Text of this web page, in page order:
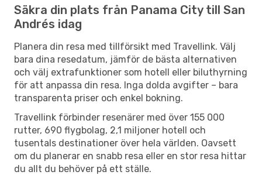
Säkra din plats från Panama City till San
Andrés idag
Planera din resa med tillförsikt med Travellink. Välj
bara dina resedatum, jämför de bästa alternativen
och välj extrafunktioner som hotell eller biluthyrning
för att anpassa din resa. Inga dolda avgifter – bara
transparenta priser och enkel bokning.
Travellink förbinder resenärer med över 155 000
rutter, 690 flygbolag, 2,1 miljoner hotell och
tusentals destinationer över hela världen. Oavsett
om du planerar en snabb resa eller en stor resa hittar
du allt du behöver på ett ställe.